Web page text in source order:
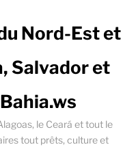
Nord-Est et
Salvador et
le Ceará et tout le
tout prêts, culture et